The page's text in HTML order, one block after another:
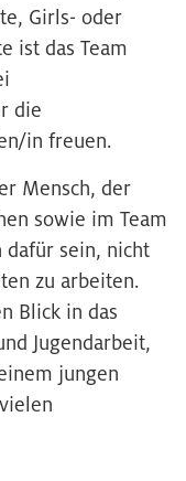
Girls- oder
ist das Team
die
in freuen.
Mensch, der
sowie im Team
dafür sein, nicht
zu arbeiten.
Blick in das
Jugendarbeit,
jungen